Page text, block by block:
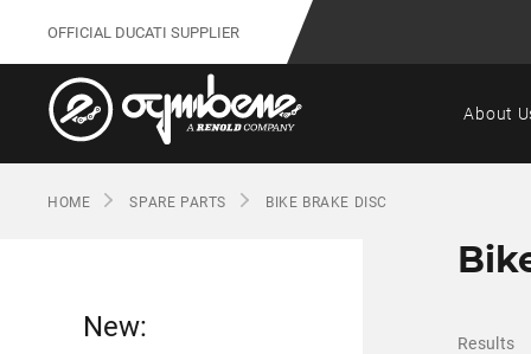
OFFICIAL DUCATI SUPPLIER
About
HOME SPARE PARTS BIKE BRAKE DISC
Results
New: